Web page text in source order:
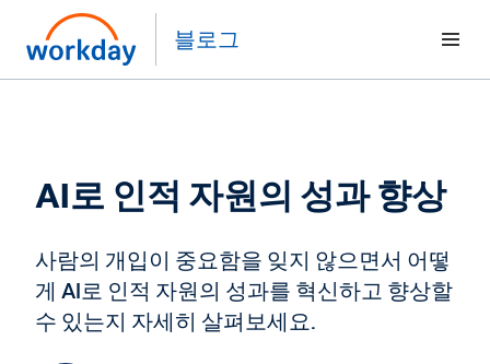
블로그
AI로 인적 자원의 성과 향상
사람의 개입이 중요함을 잊지 않으면서 어떻
게 AI로 인적 자원의 성과를 혁신하고 향상할
수 있는지 자세히 살펴보세요.